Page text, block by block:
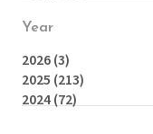
Year
2026 (3)
2025 (213)
2024(72)